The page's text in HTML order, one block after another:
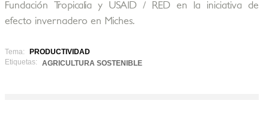
Fundación Tropicalia y USAID / RED en la iniciativa de
efecto invernadero en Miches.
Tema:
PRODUCTIVIDAD
Etiquetas:
AGRICULTURA SOSTENIBLE